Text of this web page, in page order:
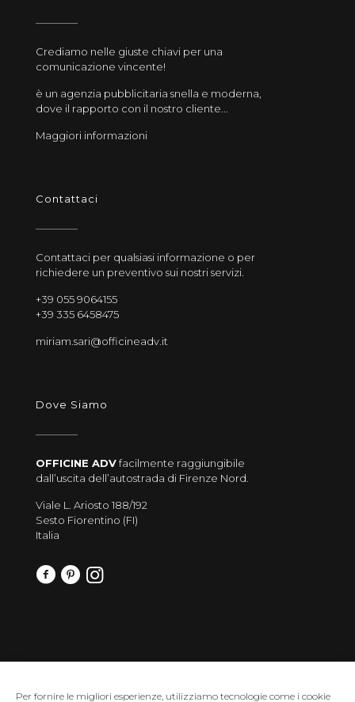
Per fornire le migliori esperienze, utilizziamo tecnologie come i cookie
Crediamo nelle giuste chiavi per una
comunicazione vincente!
è un agenzia pubblicitaria snella e moderna,
dove il rapporto con il nostro cliente...
Maggiori informazioni
Contattaci
Contattaci per qualsiasi informazione o per
richiedere un preventivo sui nostri servizi.
+39 055 9064155
+39 335 6458475
miriam.sari@officineadv.it
Dove Siamo
OFFICINE ADVfacilmente raggiungibile
dall’uscita dell’autostrada di Firenze Nord.
Viale L. Ariosto 188/192
Sesto Fiorentino (FI)
Italia